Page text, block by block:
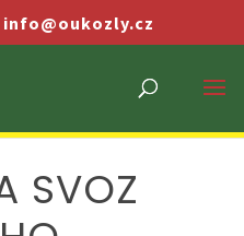
info@oukozly.cz
SVOZ